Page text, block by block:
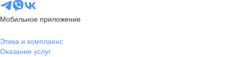
Мобильное приложение
Этика и комплаенс
Оказание услуг